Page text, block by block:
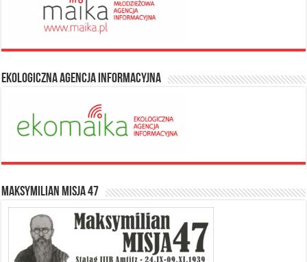
Ekologiczna Agencja Informacyjna
Maksymilian Misja 47